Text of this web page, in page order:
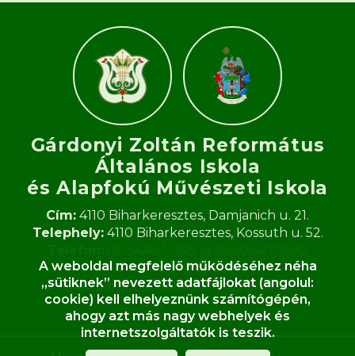
Gárdonyi Zoltán Református
Általános Iskola
és Alapfokú Művészeti Iskola​
Cím: 4110 Biharkeresztes, Damjanich u. 21.
Telephely:4110 Biharkeresztes, Kossuth u. 52.
Fax:06-54/431-258
E-mail:gardonyi.zoltan.iskola@gmail.com
OM:062933
A weboldal megfelelő működéséhez néha
„sütiknek” nevezett adatfájlokat (angolul:
cookie) kell elhelyeznünk számítógépén,
ahogy azt más nagy webhelyek és
internetszolgáltatók is teszik.